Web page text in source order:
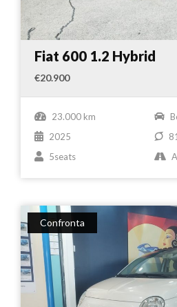
Fiat 600 1.2 Hybrid
€20.900
23.000 km
2025
81
5seats
Confronta